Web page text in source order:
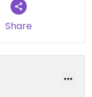
Share